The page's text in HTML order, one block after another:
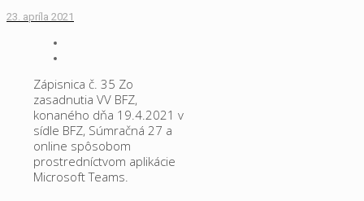
23. apríla 2021
Zápisnica č. 35 Zo
zasadnutia VV BFZ,
konaného dňa 19.4.2021 v
sídle BFZ, Súmračná 27 a
online spôsobom
prostredníctvom aplikácie
Microsoft Teams.